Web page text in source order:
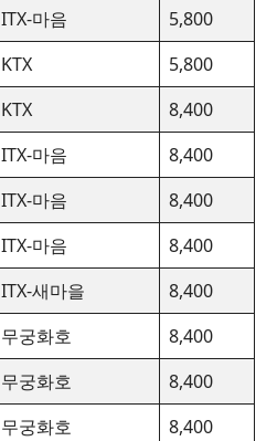
ITX-마음
5,800
KTX
5,800
KTX
8,400
ITX-마음
8,400
ITX-마음
8,400
ITX-마음
8,400
ITX-새마을
8,400
무궁화호
8,400
무궁화호
8,400
무궁화호
8,400